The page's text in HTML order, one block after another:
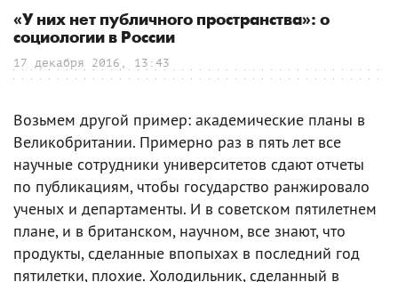
«У них нет публичного пространства»: о
социологии в России
17 декабря 2016, 13:43
Возьмем другой пример: академические планы в
Великобритании. Примерно раз в пять лет все
научные сотрудники университетов сдают отчеты
по публикациям, чтобы государство ранжировало
ученых и департаменты. И в советском пятилетнем
плане, и в британском, научном, все знают, что
продукты, сделанные впопыхах в последний год
пятилетки, плохие. Холодильник, сделанный в